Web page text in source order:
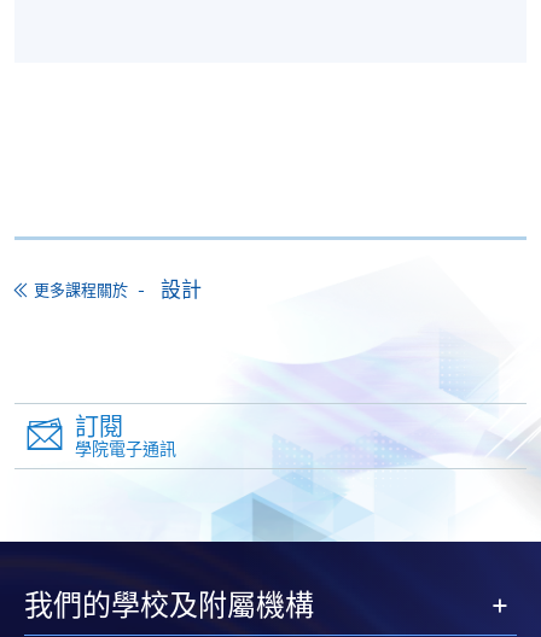
更多課程關於 設計
訂閱
學院電子通訊
我們的學校及附屬機構